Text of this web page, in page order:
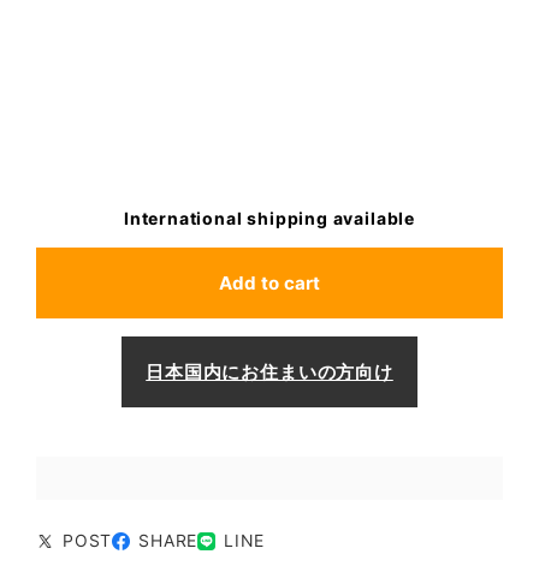
International shipping available
Add to cart
日本国内にお住まいの方向け
POST SHARE LINE